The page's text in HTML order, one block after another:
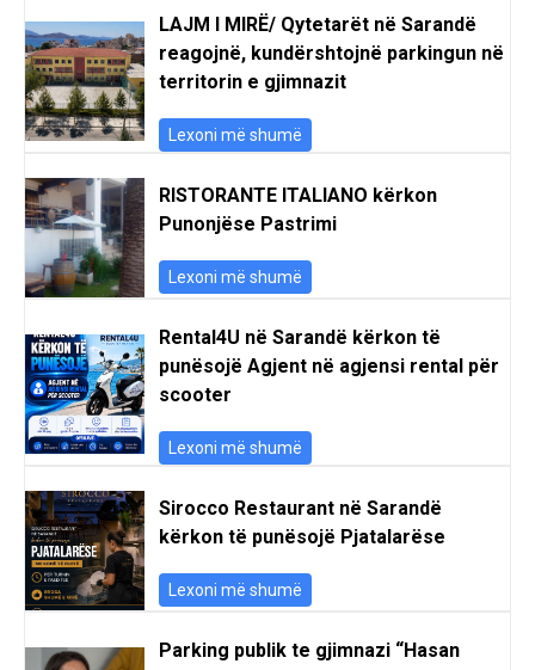
LAJM I MIRË/ Qytetarët në Sarandë
reagojnë, kundërshtojnë parkingun në
territorin e gjimnazit
Lexoni më shumë
RISTORANTE ITALIANO kërkon
Punonjëse Pastrimi
Lexoni më shumë
Rental4U në Sarandë kërkon të
punësojë Agjent në agjensi rental për
scooter
Lexoni më shumë
Sirocco Restaurant në Sarandë
kërkon të punësojë Pjatalarëse
Lexoni më shumë
Parking publik te gjimnazi “Hasan